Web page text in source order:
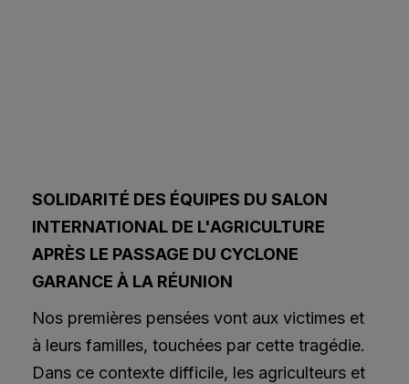
SOLIDARITÉ DES ÉQUIPES DU SALON
INTERNATIONAL DE L'AGRICULTURE
APRÈS LE PASSAGE DU CYCLONE
GARANCE À LA RÉUNION
Nos premières pensées vont aux victimes et
à leurs familles, touchées par cette tragédie.
Dans ce contexte difficile, les agriculteurs et